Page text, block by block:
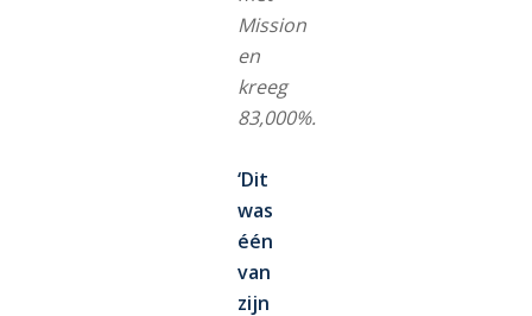
Mission
en
kreeg
83,000%.
‘Dit
was
één
van
zijn